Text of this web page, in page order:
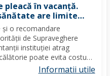
pleacă în vacanță.
are limite
te poate costa
și o recomandare
de Supraveghere
instituției atrag
poate evita costuri
medicale, al anulării
Informatii utile